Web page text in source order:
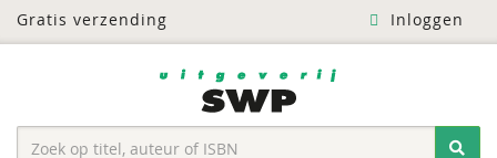
Gratis verzending Inloggen